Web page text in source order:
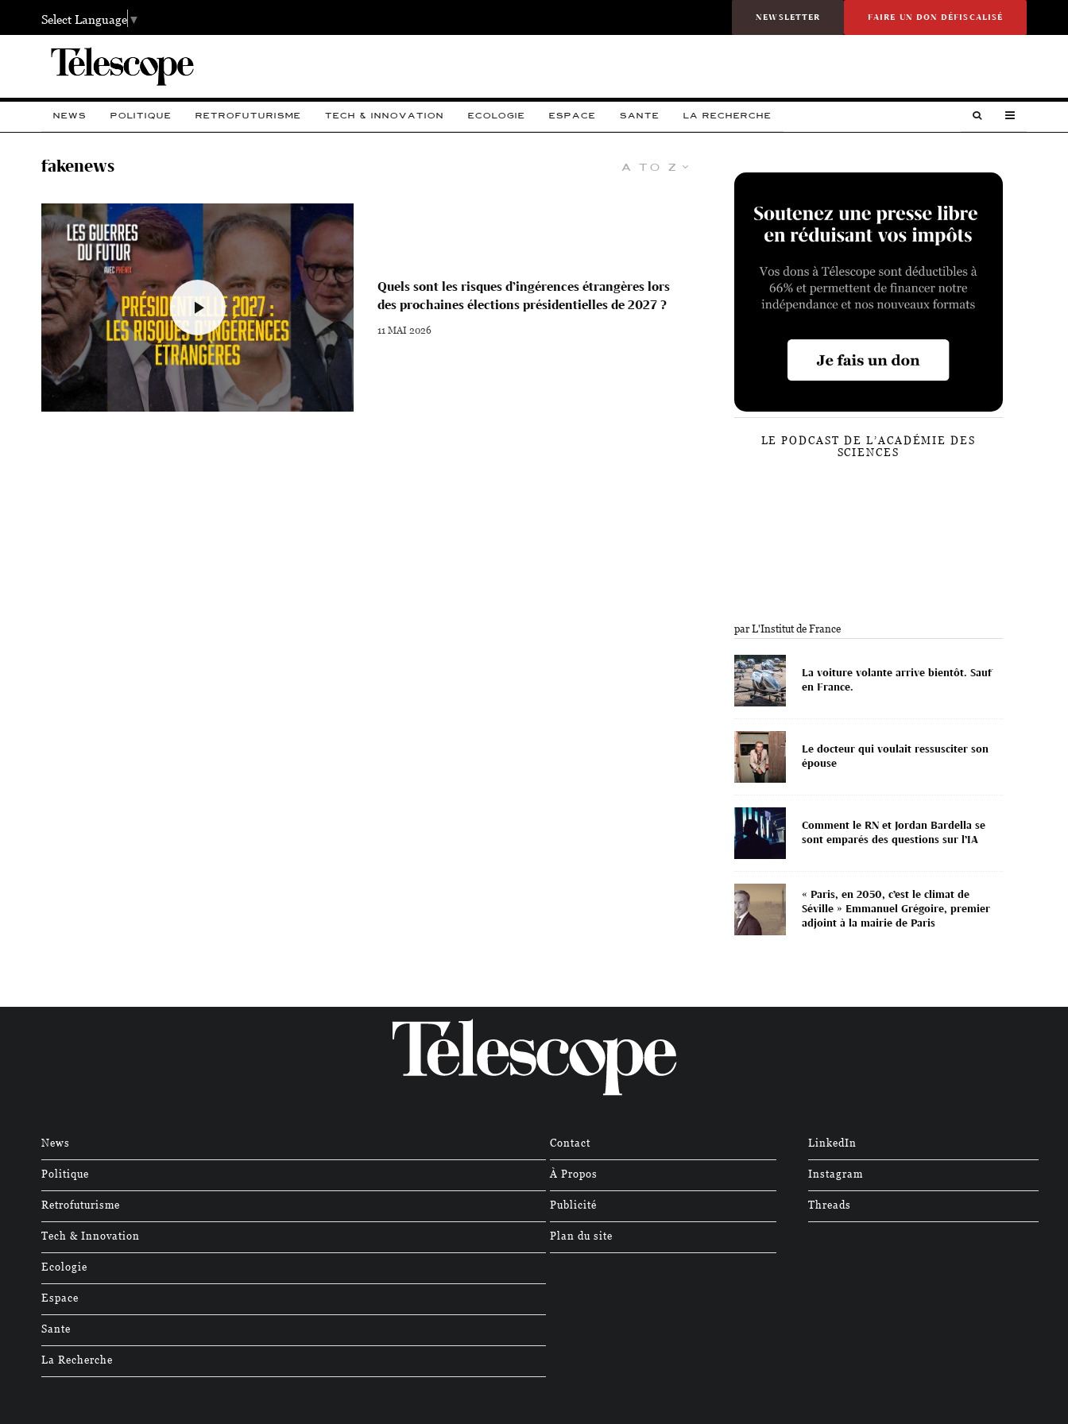
Select Language▼ NEWSLETTER FAIRE UN DON DÉFISCALISÉ
NEWS POLITIQUE RETROFUTURISME TECH & INNOVATION ECOLOGIE ESPACE SANTE LA RECHERCHE
A to Z
fakenews
Quels sont les risques d’ingérences étrangères lors
des prochaines élections présidentielles de 2027 ?
11 MAI 2026
LE PODCAST DE L’ACADÉMIE DES
SCIENCES
par L'Institut de France
La voiture volante arrive bientôt. Sauf
en France.
Le docteur qui voulait ressusciter son
épouse
Comment le RN et Jordan Bardella se
sont emparés des questions sur l’IA
« Paris, en 2050, c’est le climat de
Séville » Emmanuel Grégoire, premier
adjoint à la mairie de Paris
News
Politique
Retrofuturisme
Tech & Innovation
Ecologie
Espace
Sante
La Recherche
Contact
À Propos
Publicité
Plan du site
LinkedIn
Instagram
Threads